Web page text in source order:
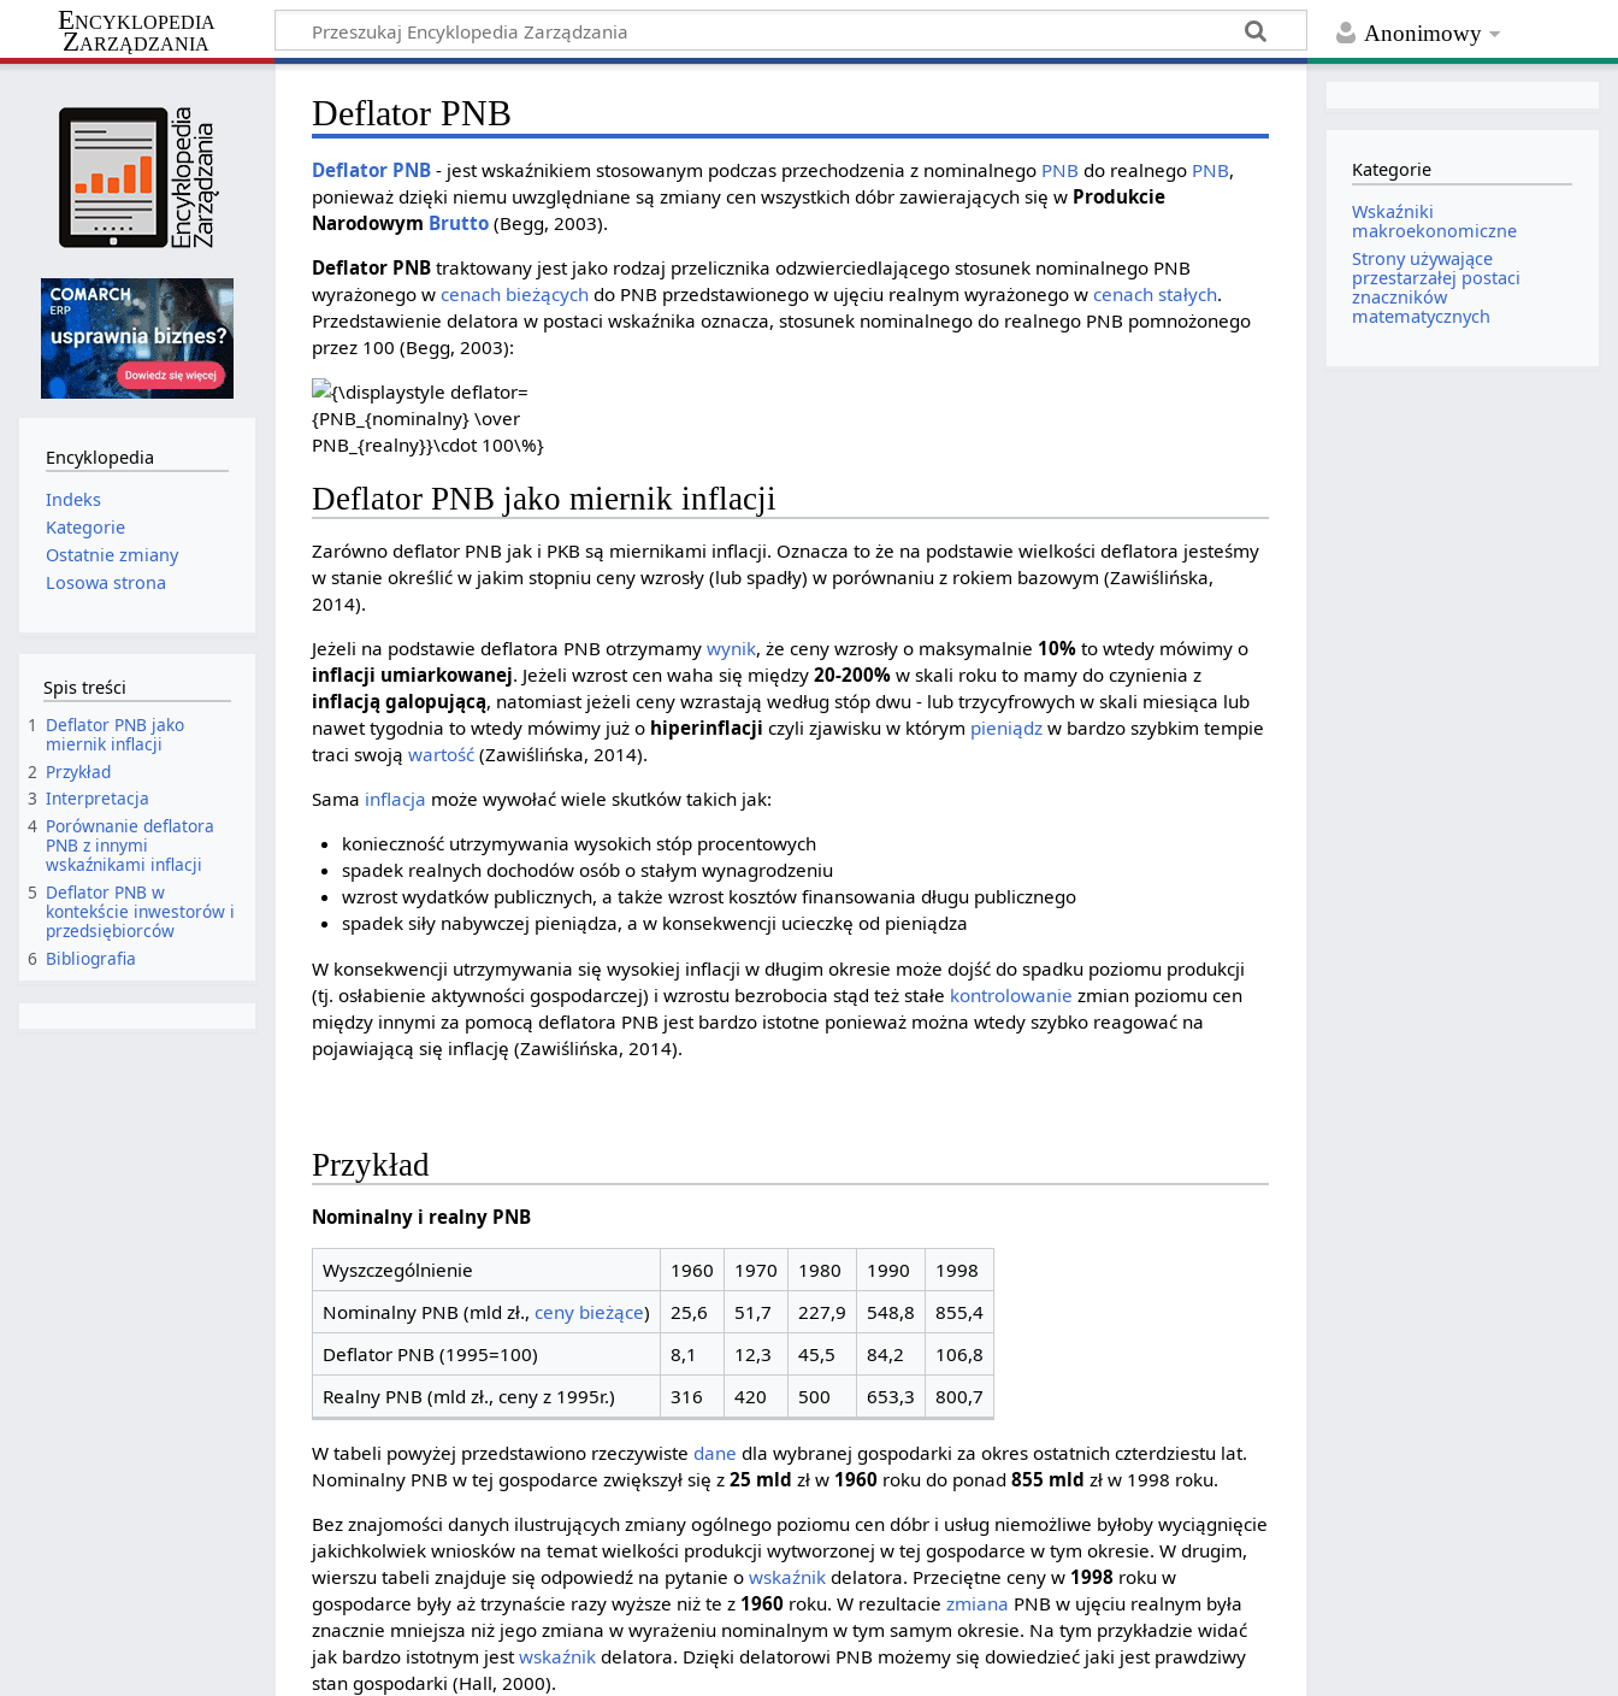
Anonimowy
Encyklopedia
Zarządzania
Deflator PNB
Deflator PNB - jest wskaźnikiem stosowanym podczas przechodzenia z nominalnego PNB do realnego PNB,
ponieważ dzięki niemu uwzględniane są zmiany cen wszystkich dóbr zawierających się w Produkcie
Narodowym Brutto (Begg, 2003).
Deflator PNB traktowany jest jako rodzaj przelicznika odzwierciedlającego stosunek nominalnego PNB
wyrażonego wcenach bieżących do PNB przedstawionego w ujęciu realnym wyrażonego wcenach stałych.
Przedstawienie delatora w postaci wskaźnika oznacza, stosunek nominalnego do realnego PNB pomnożonego
przez 100 (Begg, 2003):
{\displaystyle
deflator=
{PNB_{nominalny}
PNB_{realny}}\cdot
100\%}
Deflator PNB jako miernik inflacji
Zarówno deflator PNB jak i PKB są miernikami inflacji. Oznacza to że na podstawie wielkości deflatora jesteśmy
w stanie określić w jakim stopniu ceny wzrosły (lub spadły) w porównaniu z rokiem bazowym (Zawiślińska,
2014).
Jeżeli na podstawie deflatora PNB otrzymamywynik, że ceny wzrosły o maksymalnie 10% to wtedy mówimy o
inflacji umiarkowanej. Jeżeli wzrost cen waha się między20-200% w skali roku to mamy do czynienia z
inflacją galopującą, natomiast jeżeli ceny wzrastają według stóp dwu - lub trzycyfrowych w skali miesiąca lub
nawet tygodnia to wtedy mówimy już o hiperinflacji czyli zjawisku w którym pieniądz w bardzo szybkim tempie
traci swojąwartość (Zawiślińska, 2014).
Sama inflacja może wywołać wiele skutków takich jak:
konieczność utrzymywania wysokich stóp procentowych
spadek realnych dochodów osób o stałym wynagrodzeniu
wzrost wydatków publicznych, a także wzrost kosztów finansowania długu publicznego
spadek siły nabywczej pieniądza, a w konsekwencji ucieczkę od pieniądza
W konsekwencji utrzymywania się wysokiej inflacji w długim okresie może dojść do spadku poziomu produkcji
(tj. osłabienie aktywności gospodarczej) i wzrostu bezrobocia stąd też stałe kontrolowanie zmian poziomu cen
między innymi za pomocą deflatora PNB jest bardzo istotne ponieważ można wtedy szybko reagować na
pojawiającą się inflację (Zawiślińska, 2014).
Przykład
Nominalny i realny PNB
Wyszczególnienie 1960 1970 1980 1990
1998
Nominalny PNB (mld zł., ceny bieżące) 25,6 51,7 227,9 548,8
855,4
Deflator PNB (1995=100)
8,1 12,3 45,5 84,2
106,8
Realny PNB (mld zł., ceny z 1995r.)
316 420 500 653,3 800,7
W tabeli powyżej przedstawiono rzeczywiste dane dla wybranej gospodarki za okres ostatnich czterdziestu lat.
Nominalny PNB w tej gospodarce zwiększył się z25 mld zł w 1960 roku do ponad855 mld zł w 1998 roku.
Bez znajomości danych ilustrujących zmiany ogólnego poziomu cen dóbr i usług niemożliwe byłoby wyciągnięcie
jakichkolwiek wniosków na temat wielkości produkcji wytworzonej w tej gospodarce w tym okresie. W drugim,
wierszu tabeli znajduje się odpowiedź na pytanie owskaźnik delatora. Przeciętne ceny w 1998 roku w
gospodarce były aż trzynaście razy wyższe niż te z 1960 roku. W rezultaciezmiana PNB w ujęciu realnym była
znacznie mniejsza niż jego zmiana w wyrażeniu nominalnym w tym samym okresie. Na tym przykładzie widać
jak bardzo istotnym jestwskaźnik delatora. Dzięki delatorowi PNB możemy się dowiedzieć jaki jest prawdziwy
stan gospodarki (Hall, 2000).
Encyklopedia
Indeks
Kategorie
Ostatnie zmiany
Losowa strona
Spis treści
1 Deflator PNB jako
miernik inflacji
2 Przykład
3 Interpretacja
4 Porównanie deflatora
PNB z innymi
wskaźnikami inflacji
5 Deflator PNB w
kontekście inwestorów i
przedsiębiorców
6 Bibliografia
Kategorie
Wskaźniki
makroekonomiczne
Strony używające
przestarzałej postaci
znaczników
matematycznych